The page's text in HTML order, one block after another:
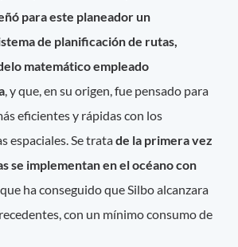
para este planeador un
de planificación de rutas,
matemático empleado
, y que, en su origen, fue pensado para
eficientes y rápidas con los
espaciales. Se tratade la primera vez
se implementan en el océano con
que ha conseguido que Silbo alcanzara
con un mínimo consumo de